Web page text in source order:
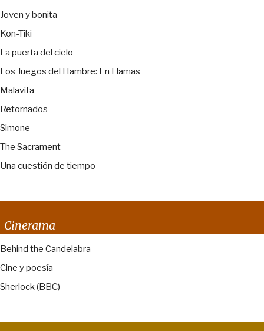
Joven y bonita
Kon-Tiki
La puerta del cielo
Los Juegos del Hambre: En Llamas
Malavita
Retornados
Simone
The Sacrament
Una cuestión de tiempo
Cinerama
Behind the Candelabra
Cine y poesía
Sherlock (BBC)